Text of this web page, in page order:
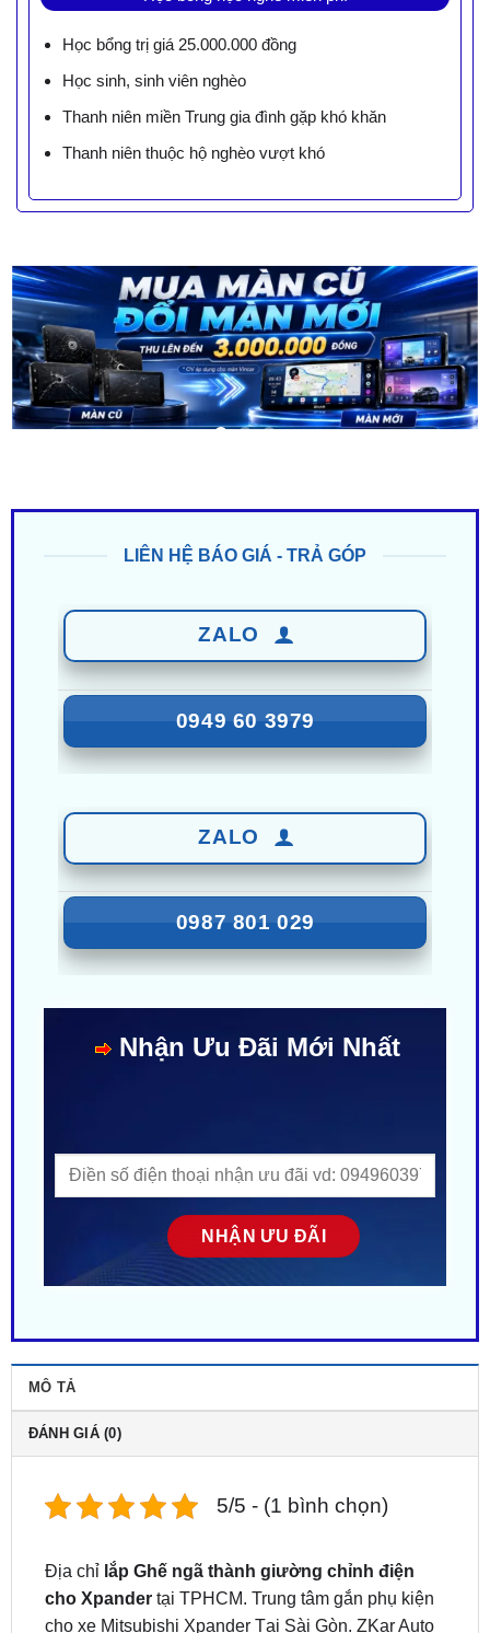
Học bổng trị giá 25.000.000 đồng
Học sinh, sinh viên nghèo
Thanh niên miền Trung gia đình gặp khó khăn
Thanh niên thuộc hộ nghèo vượt khó
0949 60 3979
0987 801 029
ĐÁNH GIÁ (0)
Địa chỉ
lắp Ghế ngã thành giường chỉnh điện
cho xe Mitsubishi Xpander Tại Sài Gòn. ZKar Auto
gara chuyên nâng cấp lắp đặt phụ kiện đồ chơi ô tô
tại TPHCM. Chuyên gắn, độ phụ kiện cho các hãng